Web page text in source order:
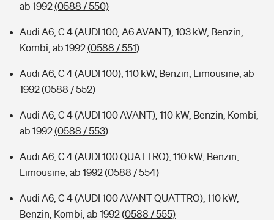
ab 1992(0588 / 550)
Audi A6, C 4 (AUDI 100, A6 AVANT), 103 kW, Benzin,
Kombi, ab 1992(0588 / 551)
Audi A6, C 4 (AUDI 100), 110 kW, Benzin, Limousine, ab
1992(0588 / 552)
Audi A6, C 4 (AUDI 100 AVANT), 110 kW, Benzin, Kombi,
ab 1992(0588 / 553)
Audi A6, C 4 (AUDI 100 QUATTRO), 110 kW, Benzin,
Limousine, ab 1992(0588 / 554)
Audi A6, C 4 (AUDI 100 AVANT QUATTRO), 110 kW,
Benzin, Kombi, ab 1992(0588 / 555)